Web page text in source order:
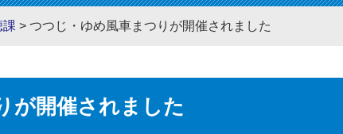
課 > つつじ・ゆめ風車まつりが開催されました
が開催されました